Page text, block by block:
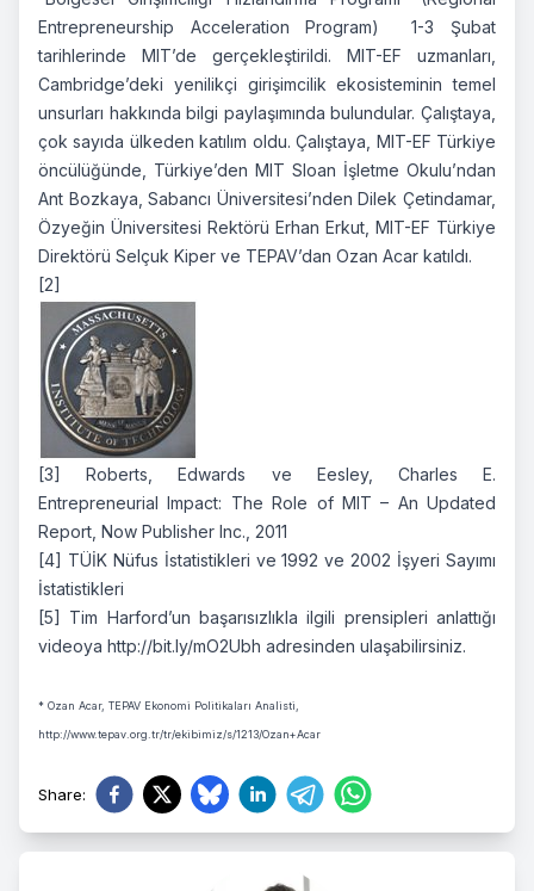
Entrepreneurship Acceleration Program) 1-3 Şubat
tarihlerinde MIT’de gerçekleştirildi. MIT-EF uzmanları,
Cambridge’deki yenilikçi girişimcilik ekosisteminin temel
unsurları hakkında bilgi paylaşımında bulundular. Çalıştaya,
çok sayıda ülkeden katılım oldu. Çalıştaya, MIT-EF Türkiye
öncülüğünde, Türkiye’den MIT Sloan İşletme Okulu’ndan
Ant Bozkaya, Sabancı Üniversitesi’nden Dilek Çetindamar,
Özyeğin Üniversitesi Rektörü Erhan Erkut, MIT-EF Türkiye
Direktörü Selçuk Kiper ve TEPAV’dan Ozan Acar katıldı.
[2]
[3]
Roberts, Edwards ve Eesley, Charles E.
Entrepreneurial Impact: The Role of MIT – An Updated
Report, Now Publisher Inc., 2011
[4] TÜİK Nüfus İstatistikleri ve 1992 ve 2002 İşyeri Sayımı
İstatistikleri
[5]
Tim Harford’un başarısızlıkla ilgili prensipleri anlattığı
videoya http://bit.ly/mO2Ubh adresinden ulaşabilirsiniz.
* Ozan Acar, TEPAV Ekonomi Politikaları Analisti,
http://www.tepav.org.tr/tr/ekibimiz/s/1213/Ozan+Acar
Share: